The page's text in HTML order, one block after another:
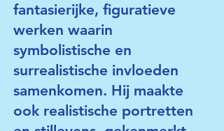
fantasierijke, figuratieve
werken waarin
symbolistische en
surrealistische invloeden
samenkomen. Hij maakte
ook realistische portretten